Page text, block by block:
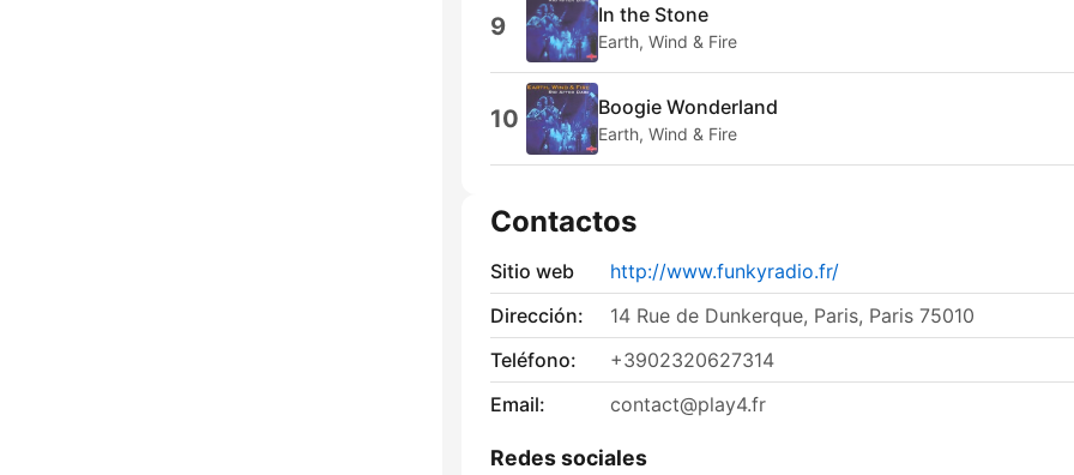
9 In the Stone
Earth, Wind & Fire
10 Boogie Wonderland
Earth, Wind & Fire
Contactos
Sitio web
http://www.funkyradio.fr/
Dirección:
14 Rue de Dunkerque, Paris, Paris 75010
Teléfono:
+3902320627314
Email:
contact@play4.fr
Redes sociales